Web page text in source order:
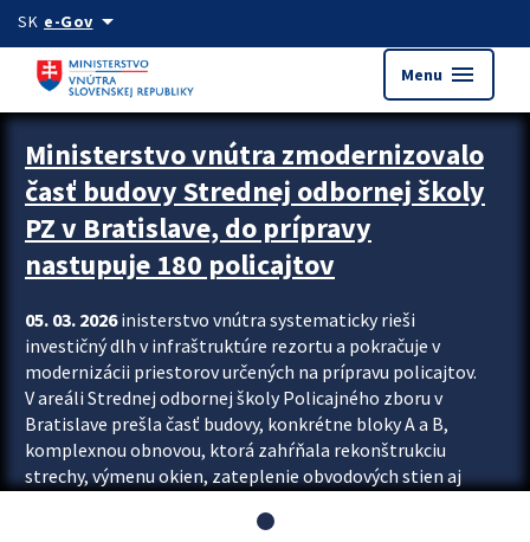
Preskocit na hlavný obsah
SK e-Govarrow_drop_down
Menu menu
Ministerstvo vnútra zmodernizovalo
časť budovy Strednej odbornej školy
PZ v Bratislave, do prípravy
nastupuje 180 policajtov
05. 03. 2026inisterstvo vnútra systematicky rieši
investičný dlh v infraštruktúre rezortu a pokračuje v
modernizácii priestorov určených na prípravu policajtov.
V areáli Strednej odbornej školy Policajného zboru v
Bratislave prešla časť budovy, konkrétne bloky A a B,
komplexnou obnovou, ktorá zahŕňala rekonštrukciu
strechy, výmenu okien, zateplenie obvodových stien aj
aj interiéru, kde vznikli nové učebne a moderné